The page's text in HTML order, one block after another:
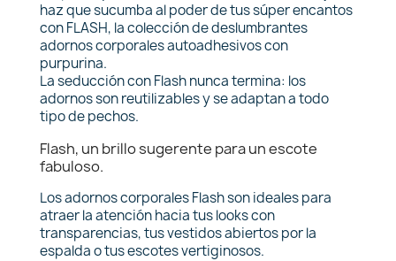
haz que sucumba al poder de tus súper encantos
con FLASH, la colección de deslumbrantes
adornos corporales autoadhesivos con
purpurina.
La seducción con Flash nunca termina: los
adornos son reutilizables y se adaptan a todo
tipo de pechos.
Flash, un brillo sugerente para un escote
fabuloso.
Los adornos corporales Flash son ideales para
atraer la atención hacia tus looks con
transparencias, tus vestidos abiertos por la
espalda o tus escotes vertiginosos.